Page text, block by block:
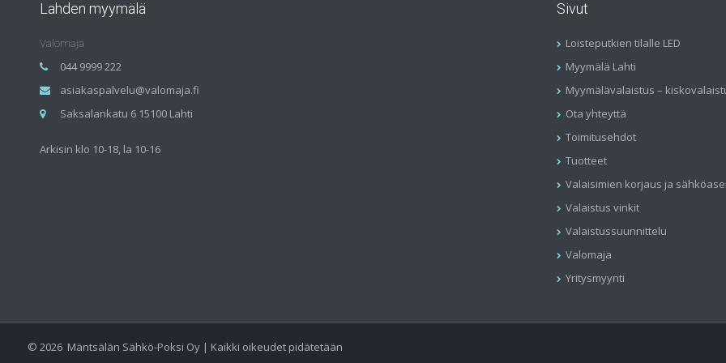
Lahden myymälä
Valomaja
044 9999 222
asiakaspalvelu@valomaja.fi
Saksalankatu 6 15100 Lahti
Arkisin klo 10-18, la 10-16
Sivut
Loisteputkien tilalle LED
Myymälä Lahti
Myymälävalaistus –
Ota yhteyttä
Toimitusehdot
Tuotteet
Valaisimien korjaus ja
Valaistus vinkit
Valaistussuunnittelu
Valomaja
Yritysmyynti
© 2026 Mäntsälän Sähkö-Poksi Oy | Kaikki oikeudet pidätetään